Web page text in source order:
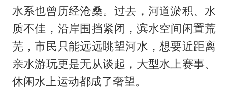
水系也曾历经沧桑。过去，河道淤积、水
质不佳，沿岸围挡紧闭，滨水空间闲置荒
芜，市民只能远远眺望河水，想要近距离
亲水游玩更是无从谈起，大型水上赛事、
休闲水上运动都成了奢望。